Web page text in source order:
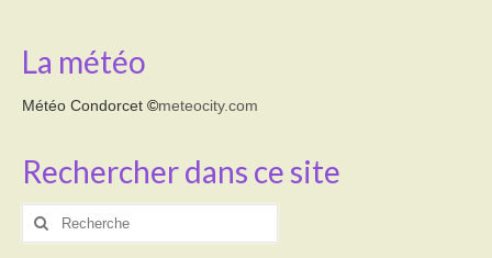
La météo
Météo Condorcet ©meteocity.com
Rechercher dans ce site
Rechercher